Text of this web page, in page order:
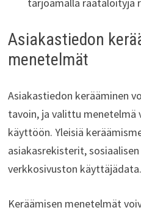
Asiakastiedon
menetelmät
Asiakastiedon kerääminen
tavoin, ja valittu
käyttöön. Yleisiä
asiakasrekisterit,
verkkosivuston käyttäjädata.
Keräämisen menetelmät